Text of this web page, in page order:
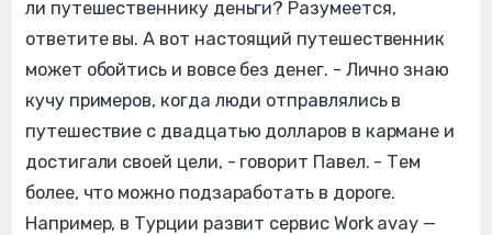
ли путешественнику деньги? Разумеется,
ответите вы. А вот настоящий путешественник
может обойтись и вовсе без денег. - Лично знаю
кучу примеров, когда люди отправлялись в
путешествие с двадцатью долларов в кармане и
достигали своей цели, - говорит Павел. - Тем
более, что можно подзаработать в дороге.
Например, в Турции развит сервис Work avay —